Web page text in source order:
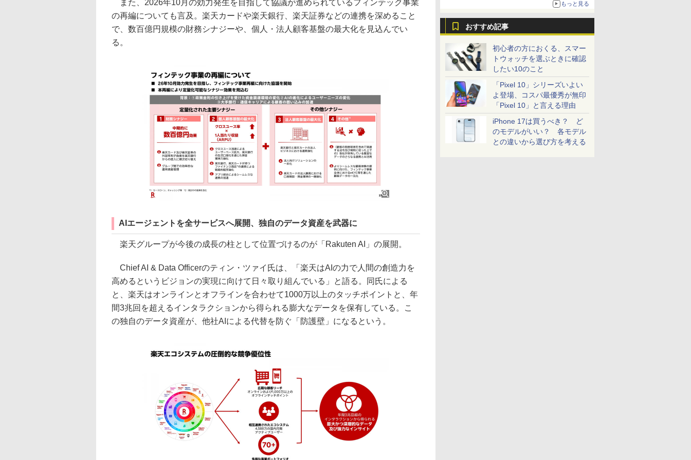
もっと見る
おすすめ記事
初心者の方におくる、スマー
トウォッチを選ぶときに確認
したい10のこと
「Pixel 10」シリーズいよい
よ登場、コスパ最優秀が無印
「Pixel 10」と言える理由
iPhone 17は買うべき？ ど
のモデルがいい？ 各モデル
との違いから選び方を考える
また、2026年10月の効力発生を目指して協議が進められているフィンテック事業
の再編についても言及。楽天カードや楽天銀行、楽天証券などの連携を深めること
で、数百億円規模の財務シナジーや、個人・法人顧客基盤の最大化を見込んでい
る。
AIエージェントを全サービスへ展開、独自のデータ資産を武器に
楽天グループが今後の成長の柱として位置づけるのが「Rakuten AI」の展開。
Chief AI & Data Officerのティン・ツァイ氏は、「楽天はAIの力で人間の創造力を
高めるというビジョンの実現に向けて日々取り組んでいる」と語る。同氏による
と、楽天はオンラインとオフラインを合わせて1000万以上のタッチポイントと、年
間3兆回を超えるインタラクションから得られる膨大なデータを保有している。こ
の独自のデータ資産が、他社AIによる代替を防ぐ「防護壁」になるという。